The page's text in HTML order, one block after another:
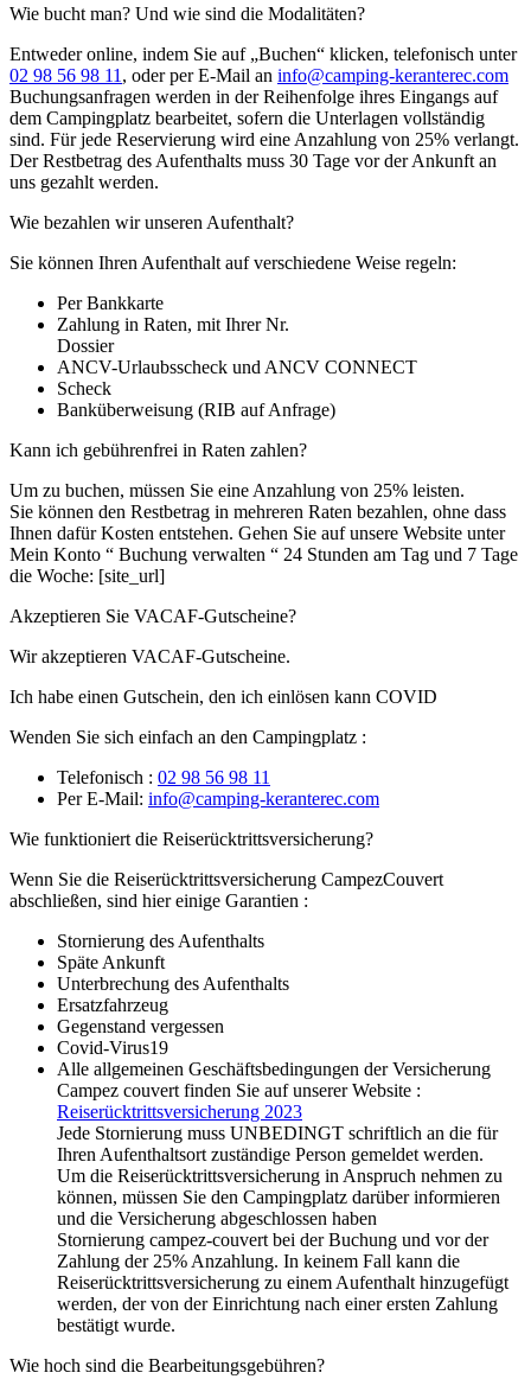
Wie bucht man? Und wie sind die Modalitäten?
Entweder online, indem Sie auf „Buchen“ klicken, telefonisch unter
02 98 56 98 11 , oder per E-Mail an info@camping-keranterec.com
Buchungsanfragen werden in der Reihenfolge ihres Eingangs auf
dem Campingplatz bearbeitet, sofern die Unterlagen vollständig
sind. Für jede Reservierung wird eine Anzahlung von 25% verlangt.
Der Restbetrag des Aufenthalts muss 30 Tage vor der Ankunft an
uns gezahlt werden.
Wie bezahlen wir unseren Aufenthalt?
Sie können Ihren Aufenthalt auf verschiedene Weise regeln:
Per Bankkarte
Zahlung in Raten, mit Ihrer Nr.
Dossier
ANCV-Urlaubsscheck und ANCV CONNECT
Scheck
Banküberweisung (RIB auf Anfrage)
Kann ich gebührenfrei in Raten zahlen?
Um zu buchen, müssen Sie eine Anzahlung von 25% leisten.
Sie können den Restbetrag in mehreren Raten bezahlen, ohne dass
Ihnen dafür Kosten entstehen. Gehen Sie auf unsere Website unter
Mein Konto “ Buchung verwalten “ 24 Stunden am Tag und 7 Tage
die Woche: [site_url]
Akzeptieren Sie VACAF-Gutscheine?
Wir akzeptieren VACAF-Gutscheine.
Ich habe einen Gutschein, den ich einlösen kann COVID
Wenden Sie sich einfach an den Campingplatz :
Telefonisch : 02 98 56 98 11
Per E-Mail: info@camping-keranterec.com
Wie funktioniert die Reiserücktrittsversicherung?
Wenn Sie die Reiserücktrittsversicherung CampezCouvert
abschließen, sind hier einige Garantien :
Stornierung des Aufenthalts
Späte Ankunft
Unterbrechung des Aufenthalts
Ersatzfahrzeug
Gegenstand vergessen
Covid-Virus19
Alle allgemeinen Geschäftsbedingungen der Versicherung
Campez couvert finden Sie auf unserer Website :
Reiserücktrittsversicherung 2023
Jede Stornierung muss UNBEDINGT schriftlich an die für
Ihren Aufenthaltsort zuständige Person gemeldet werden.
Um die Reiserücktrittsversicherung in Anspruch nehmen zu
können, müssen Sie den Campingplatz darüber informieren
und die Versicherung abgeschlossen haben
Stornierung campez-couvert bei der Buchung und vor der
Zahlung der 25% Anzahlung. In keinem Fall kann die
Reiserücktrittsversicherung zu einem Aufenthalt hinzugefügt
werden, der von der Einrichtung nach einer ersten Zahlung
bestätigt wurde.
Wie hoch sind die Bearbeitungsgebühren?